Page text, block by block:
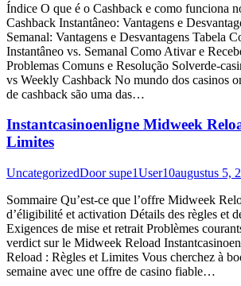
Índice O que é o Cashback e como funciona
Cashback Instantâneo: Vantagens e
Semanal: Vantagens e Desvantagens Tabela
Instantâneo vs. Semanal Como Ativar e
Problemas Comuns e Resolução Solverde-
vs Weekly Cashback No mundo dos casinos
de cashback são uma das…
Instantcasinoenligne Midweek
Limites
UncategorizedDoorsupe1User10augustus 5,
Sommaire Qu’est-ce que l’offre Midweek
d’éligibilité et activation Détails des règles et
Exigences de mise et retrait Problèmes
verdict sur le Midweek Reload
Reload : Règles et Limites Vous cherchez à
semaine avec une offre de casino fiable…